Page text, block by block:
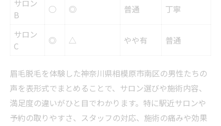
サロン
B
○ ◎ 普通 丁寧
サロン
C
◎ △ やや有 普通
眉毛脱毛を体験した神奈川県相模原市南区の男性たちの
声を表形式でまとめることで、サロン選びや施術内容、
満足度の違いがひと目でわかります。特に駅近サロンや
予約の取りやすさ、スタッフの対応、施術の痛みや効果